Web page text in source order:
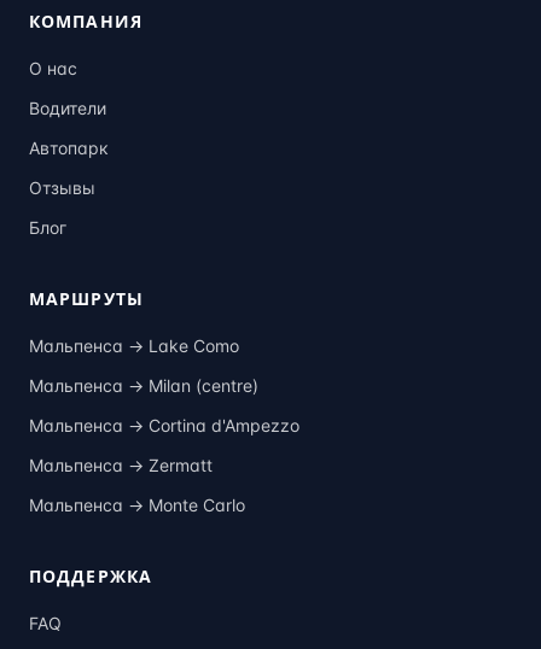
КОМПАНИЯ
О нас
Водители
Автопарк
Отзывы
Блог
МАРШРУТЫ
Мальпенса → Lake Como
Мальпенса → Milan (centre)
Мальпенса → Cortina d'Ampezzo
Мальпенса → Zermatt
Мальпенса → Monte Carlo
ПОДДЕРЖКА
FAQ